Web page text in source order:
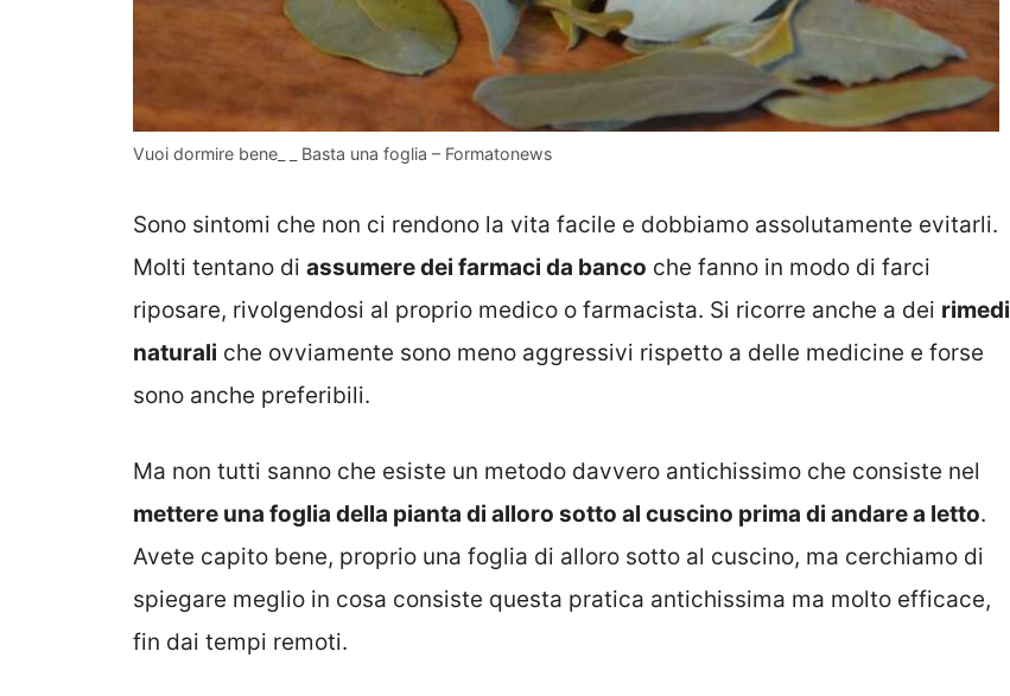
Vuoi dormire bene_ _ Basta una foglia – Formatonews
Sono sintomi che non ci rendono la vita facile e dobbiamo assolutamente evitarli.
Molti tentano di assumere dei farmaci da banco che fanno in modo di farci
riposare, rivolgendosi al proprio medico o farmacista. Si ricorre anche a dei rimedi
naturali che ovviamente sono meno aggressivi rispetto a delle medicine e forse
sono anche preferibili.
Ma non tutti sanno che esiste un metodo davvero antichissimo che consiste nel
mettere una foglia della pianta di alloro sotto al cuscino prima di andare a letto.
Avete capito bene, proprio una foglia di alloro sotto al cuscino, ma cerchiamo di
spiegare meglio in cosa consiste questa pratica antichissima ma molto efficace,
fin dai tempi remoti.